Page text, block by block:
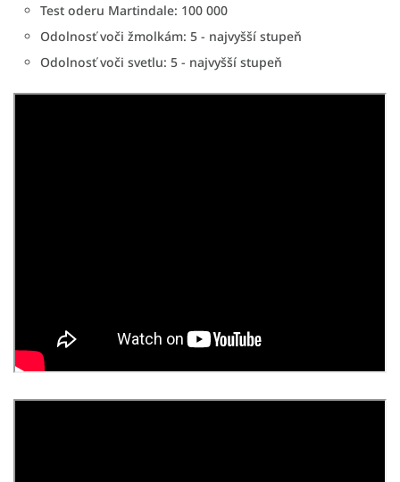
Test oderu Martindale: 100 000
Odolnosť voči žmolkám: 5 - najvyšší stupeň
Odolnosť voči svetlu: 5 - najvyšší stupeň